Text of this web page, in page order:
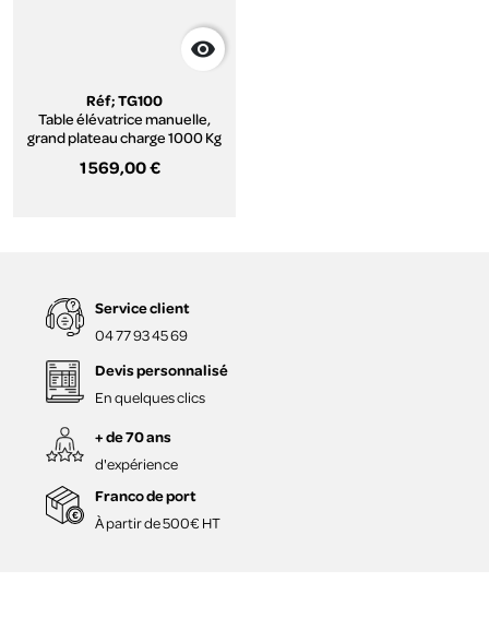

Réf; TG100
Table élévatrice manuelle,
grand plateau charge 1000 Kg
1 569,00 €
Service client
04 77 93 45 69
Devis personnalisé
En quelques clics
+ de 70 ans
d'expérience
Franco de port
À partir de 500€ HT